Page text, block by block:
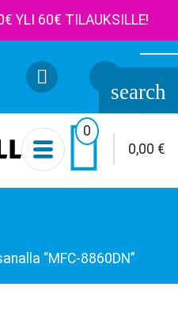
YLI 60€ TILAUKSILLE!
Etsi:
search

0
0,00 €
“MFC-8860DN”